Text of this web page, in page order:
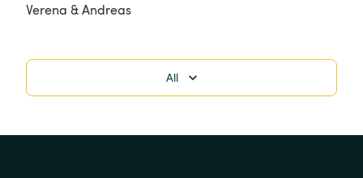
Verena & Andreas
All